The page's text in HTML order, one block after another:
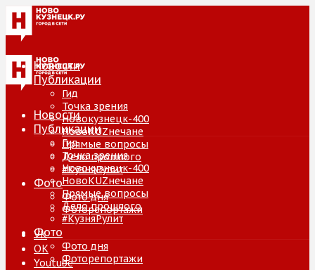
Новости
Публикации
Гид
Точка зрения
Новокузнецк-400
НовоKUZнечане
Прямые вопросы
Дело прошлого
#КузняРулит
Фото
Фото дня
Фоторепортажи
VK
ОК
Youtube
Новости
Публикации
Гид
Точка зрения
Новокузнецк-400
НовоKUZнечане
Прямые вопросы
Дело прошлого
#КузняРулит
Фото
Фото дня
Фоторепортажи